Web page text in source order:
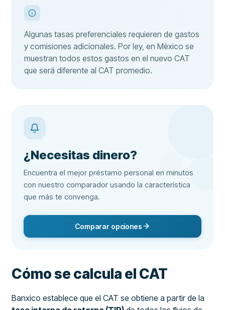
Algunas tasas preferenciales requieren de gastos
y comisiones adicionales. Por ley, en México se
muestran todos estos gastos en el nuevo CAT
que será diferente al CAT promedio.
¿Necesitas dinero?
Encuentra el mejor préstamo personal en minutos
con nuestro comparador usando la característica
que más te convenga.
Comparar opciones
Cómo se calcula el CAT
Banxico establece que el CAT se obtiene a partir de la